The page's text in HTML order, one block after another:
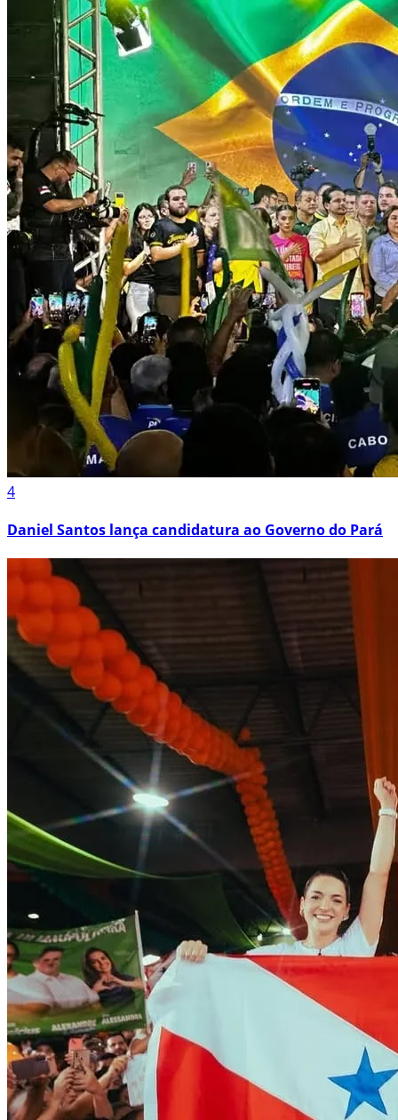
4
Daniel Santos lança candidatura ao Governo do Pará